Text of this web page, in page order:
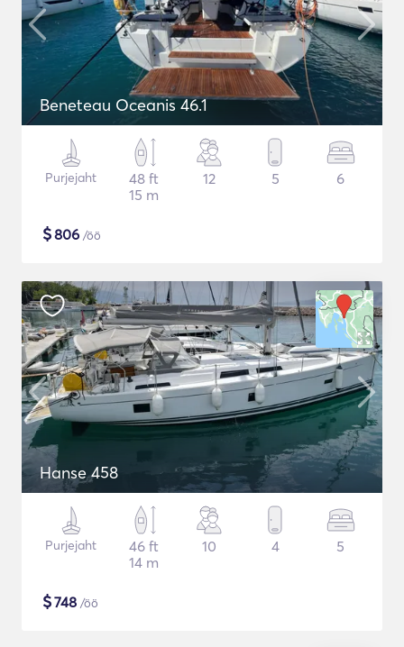
Beneteau Oceanis 46.1
Purjejaht
48 ft
15 m
12 5 6
$806 /öö
Hanse 458
Purjejaht
46 ft
14 m
10 4 5
$748 /öö